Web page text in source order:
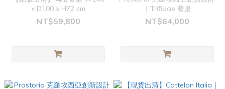
x D100 x H72 cm
NT$59,800
｜Trifidae 餐桌
NT$64,000